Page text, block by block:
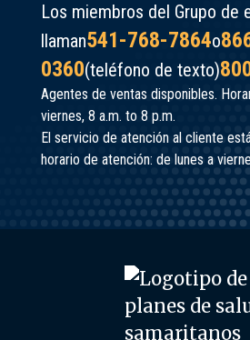
Los miembros del Grupo de
llaman541-768-7864o
0360(teléfono de texto)
Agentes de ventas disponibles.
viernes, 8 a.m. to 8 p.m.
El servicio de atención al cliente
horario de atención: de lunes a